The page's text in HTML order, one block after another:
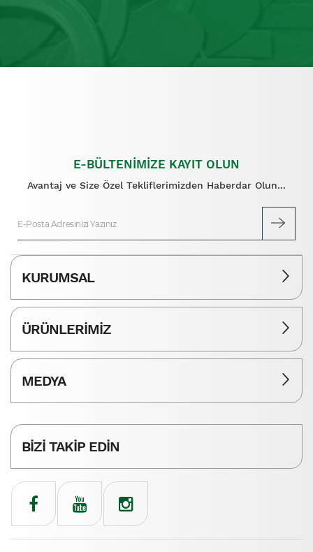
E-BÜLTENİMİZE KAYIT OLUN
Avantaj ve Size Özel Tekliflerimizden Haberdar Olun...
KURUMSAL
ÜRÜNLERİMİZ
MEDYA
BİZİ TAKİP EDİN